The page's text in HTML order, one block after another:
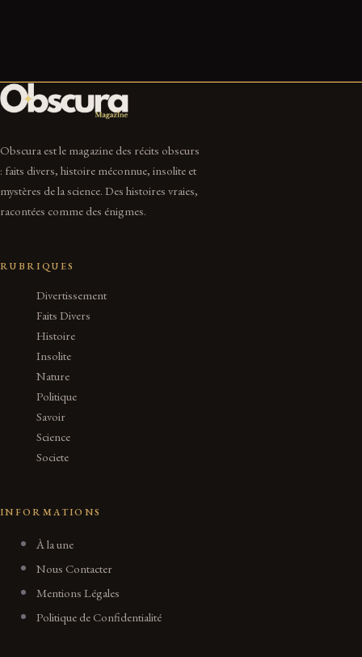
Obscura est le magazine des récits obscurs
: faits divers, histoire méconnue, insolite et
mystères de la science. Des histoires vraies,
racontées comme des énigmes.
RUBRIQUES
Divertissement
Faits Divers
Histoire
Insolite
Nature
Politique
Savoir
Science
Societe
INFORMATIONS
À la une
Nous Contacter
Mentions Légales
Politique de Confidentialité